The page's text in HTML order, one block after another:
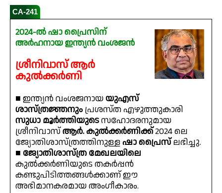
CA-241
2024-ൽ ഷാ പ്രൈസിന്
അർഹനായ ഇന്ത്യൻ വംശജൻ
ശ്രീനിവാസ് ആർ
കുൽക്കർണി
■ ഇന്ത്യൻ വംശജനായയുഎസ്
ശാസ്ത്രജ്ഞനും പ്രശസ്ത എഴുത്തുകാരി
സുധാ മൂർത്തിയുടെസഹോദരനുമായ
ശ്രീനിവാസ്ആർ. കുൽക്കർണിക്ക്2024 ലെ
ജ്യോതിശാസ്ത്രത്തിനുള്ള ഷാ പ്രൈസ്ലഭിച്ചു.
■ ജ്യോതിശാസ്ത്ര മേഖലയിലെ
കുൽക്കർണിയുടെ തകർപ്പൻ
കണ്ടുപിടിത്തങ്ങൾക്കാണ് ഈ
അഭിമാനകരമായ അംഗീകാരം.